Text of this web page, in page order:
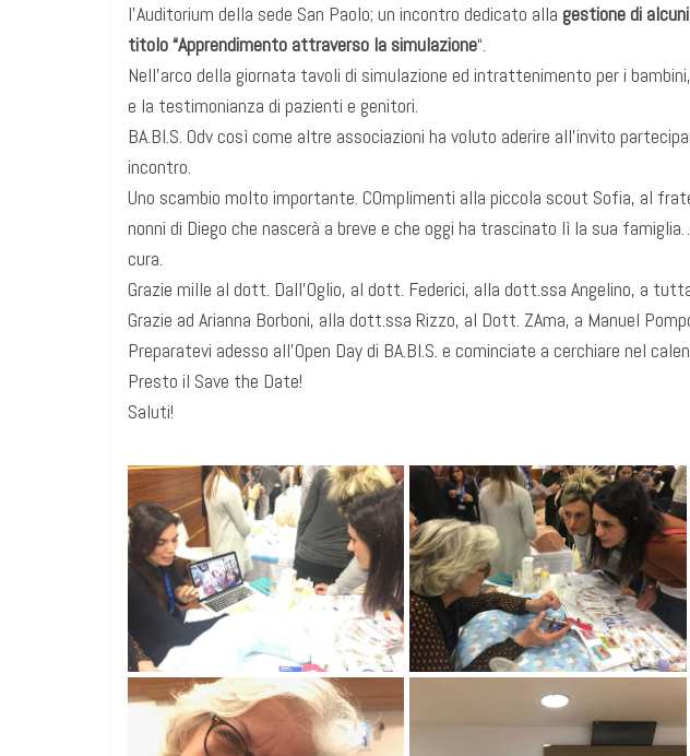
l’Auditorium della sede San Paolo; un incontro dedicato alla gestione di
titolo “Apprendimento attraverso la simulazione“.
Nell’arco della giornata tavoli di simulazione ed intrattenimento per i
e la testimonianza di pazienti e genitori.
BA.BI.S. Odv così come altre associazioni ha voluto aderire all’invito
incontro.
Uno scambio molto importante. COmplimenti alla piccola scout Sofia, al
nonni di Diego che nascerà a breve e che oggi ha trascinato lì la sua
cura.
Grazie mille al dott. Dall’Oglio, al dott. Federici, alla dott.ssa Angelino, a
Grazie ad Arianna Borboni, alla dott.ssa Rizzo, al Dott. ZAma, a Manuel
Preparatevi adesso all’Open Day di BA.BI.S. e cominciate a cerchiare nel
Presto il Save the Date!
Saluti!